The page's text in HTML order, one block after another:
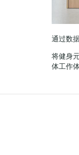
通过数
将健身
体工作